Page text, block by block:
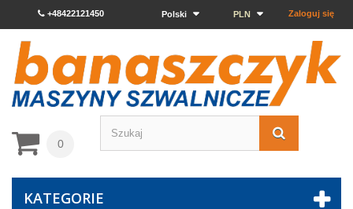
Zaloguj się
PLN
Polski
+48422121450
0
KATEGORIE